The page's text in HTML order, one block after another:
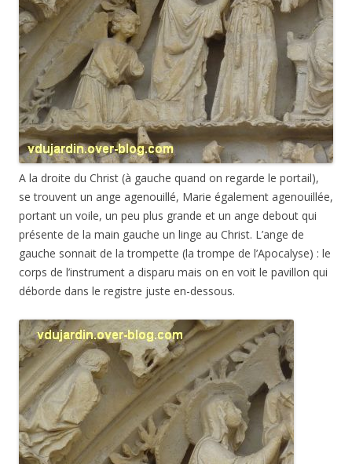
A la droite du Christ (à gauche quand on regarde le portail),
se trouvent un ange agenouillé, Marie également agenouillée,
portant un voile, un peu plus grande et un ange debout qui
présente de la main gauche un linge au Christ. L’ange de
gauche sonnait de la trompette (la trompe de l’Apocalyse) : le
corps de l’instrument a disparu mais on en voit le pavillon qui
déborde dans le registre juste en-dessous.